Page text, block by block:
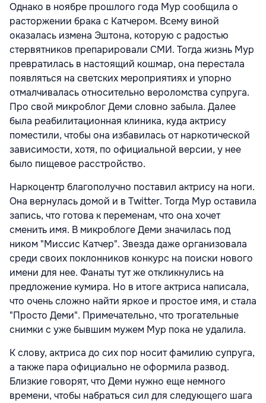
Однако в ноябре прошлого года Мур сообщила о
расторжении брака с Катчером. Всему виной
оказалась измена Эштона, которую с радостью
стервятников препарировали СМИ. Тогда жизнь Мур
превратилась в настоящий кошмар, она перестала
появляться на светских мероприятиях и упорно
отмалчивалась относительно вероломства супруга.
Про свой микроблог Деми словно забыла. Далее
была реабилитационная клиника, куда актрису
поместили, чтобы она избавилась от наркотической
зависимости, хотя, по официальной версии, у нее
было пищевое расстройство.
Наркоцентр благополучно поставил актрису на ноги.
Она вернулась домой и в Twitter. Тогда Мур оставила
запись, что готова к переменам, что она хочет
сменить имя. В микроблоге Деми значилась под
ником "Миссис Катчер". Звезда даже организовала
среди своих поклонников конкурс на поиски нового
имени для нее. Фанаты тут же откликнулись на
предложение кумира. Но в итоге актриса написала,
что очень сложно найти яркое и простое имя, и стала
"Просто Деми". Примечательно, что трогательные
снимки с уже бывшим мужем Мур пока не удалила.
К слову, актриса до сих пор носит фамилию супруга,
а также пара официально не оформила развод.
Близкие говорят, что Деми нужно еще немного
времени, чтобы набраться сил для следующего шага